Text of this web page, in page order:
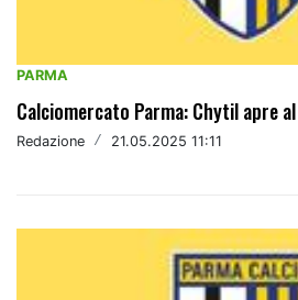
PARMA
Calciomercato Parma: Chytil apre
Redazione / 21.05.2025 11:11